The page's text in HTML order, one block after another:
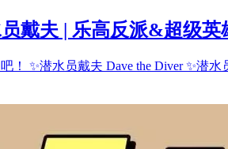
戴夫 | 乐高反派&超级
✨潜水员戴夫 Dave the Diver ✨潜